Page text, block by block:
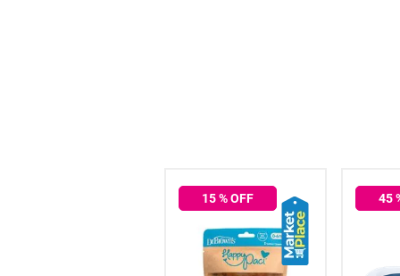
15% OFF 45